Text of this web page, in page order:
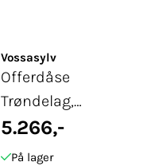
Vossasylv
Offerdåse
Trøndelag,
oksidert
5.266,-
På lager